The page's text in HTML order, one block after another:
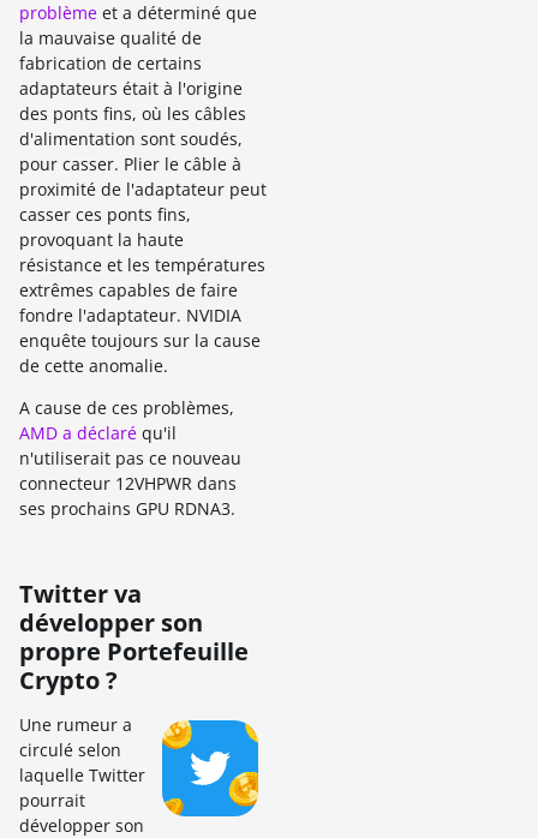
problème et a déterminé que
la mauvaise qualité de
fabrication de certains
adaptateurs était à l'origine
des ponts fins, où les câbles
d'alimentation sont soudés,
pour casser. Plier le câble à
proximité de l'adaptateur peut
casser ces ponts fins,
provoquant la haute
résistance et les températures
extrêmes capables de faire
fondre l'adaptateur. NVIDIA
enquête toujours sur la cause
de cette anomalie.
A cause de ces problèmes,
AMD a déclaré qu'il
n'utiliserait pas ce nouveau
connecteur 12VHPWR dans
ses prochains GPU RDNA3.
Twitter va
développer son
propre Portefeuille
Crypto ?
Une rumeur a
circulé selon
laquelle Twitter
pourrait
développer son